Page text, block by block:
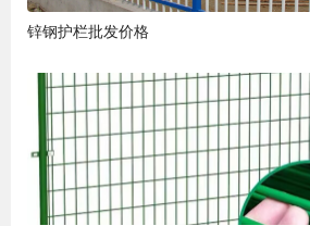
锌钢护栏批发价格